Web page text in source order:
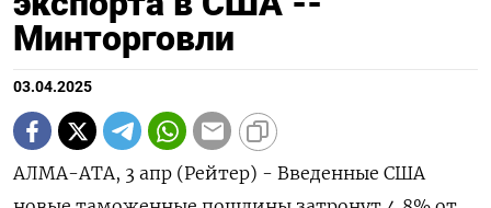
Минторговли
03.04.2025
АЛМА-АТА, 3 апр (Рейтер) - Введенные США